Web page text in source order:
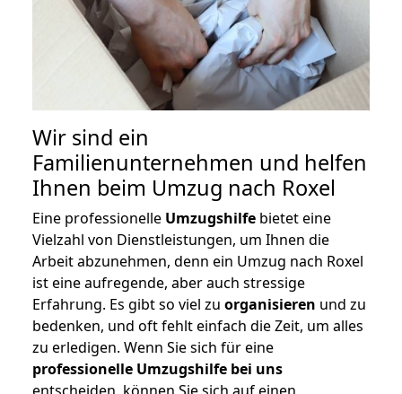
Wir sind ein
Familienunternehmen und helfen
Ihnen beim Umzug nach Roxel
Eine professionelle Umzugshilfe bietet eine
Vielzahl von Dienstleistungen, um Ihnen die
Arbeit abzunehmen, denn ein Umzug nach Roxel
ist eine aufregende, aber auch stressige
Erfahrung. Es gibt so viel zu organisieren und zu
bedenken, und oft fehlt einfach die Zeit, um alles
zu erledigen. Wenn Sie sich für eine
professionelle Umzugshilfe bei uns